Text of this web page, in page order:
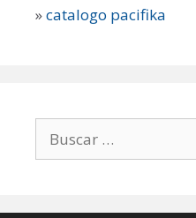
»catalogo pacifika